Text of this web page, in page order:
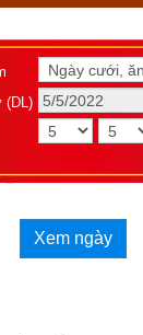
(DL)
Xem ngày